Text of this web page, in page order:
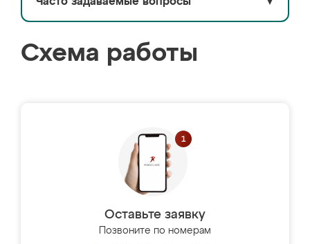
Схема работы
Оставьте заявку
Позвоните по номерам